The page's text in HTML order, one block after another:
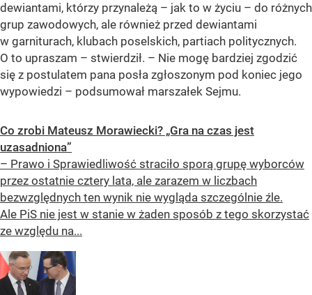
dewiantami, którzy przynależą – jak to w życiu – do różnych
grup zawodowych, ale również przed dewiantami
w garniturach, klubach poselskich, partiach politycznych.
O to upraszam – stwierdził. – Nie mogę bardziej zgodzić
się z postulatem pana posła zgłoszonym pod koniec jego
wypowiedzi – podsumował marszałek Sejmu.
Co zrobi Mateusz Morawiecki? „Gra na czas jest
uzasadniona”
– Prawo i Sprawiedliwość straciło sporą grupę wyborców
przez ostatnie cztery lata, ale zarazem w liczbach
bezwzględnych ten wynik nie wygląda szczególnie źle.
Ale PiS nie jest w stanie w żaden sposób z tego skorzystać
ze względu na...